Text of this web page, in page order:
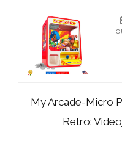
My Arcade-Micro
Retro: